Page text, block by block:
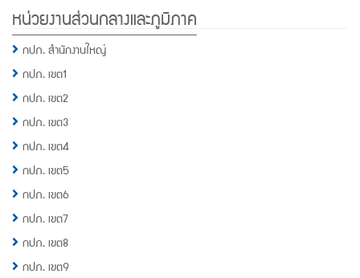
หน่วยงานส่วนกลางและภูมิภาค
กปภ. สำนักงานใหญ่
กปภ. เขต1
กปภ. เขต2
กปภ. เขต3
กปภ. เขต4
กปภ. เขต5
กปภ. เขต6
กปภ. เขต7
กปภ. เขต8
กปภ. เขต9